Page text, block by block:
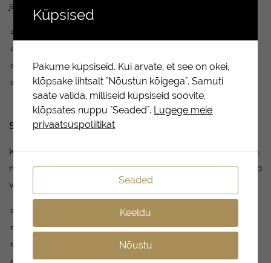
ja hallides juustes.
Tugevdab, muudab juuksed siidiseks ja lisab sära
Sisaldab violetseid pigmente
Silver Blonde mask
Külma tooni andev hõbemask. Sisaldab violetseid pigmente,
mis neutraliseerivad kollased ja soojad alatoonid. Võimendab
valgeid, blonde ja halle toone.
Neutraliseerib kollased alatoonid
Niisutab ja tugevdab juukseid
Taastab, toidab ja rahustab
Küpsised
Pakume küpsiseid. Kui arvate, et see on okei,
klõpsake lihtsalt "Nõustun kõigega". Samuti
saate valida, milliseid küpsiseid soovite,
klõpsates nuppu "Seaded". Lugege meie
privaatsuspoliitikat
Seaded
Keeldu
Nõustu